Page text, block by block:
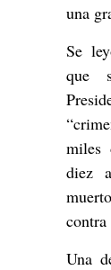
una
Se
que
miles
diez
Una